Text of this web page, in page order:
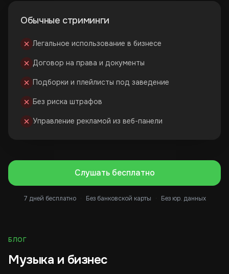
Обычные стриминги
Легальное использование в бизнесе
Договор на права и документы
Подборки и плейлисты под заведение
Без риска штрафов
Управление рекламой из веб-панели
Слушать бесплатно
7 дней бесплатно · Без банковской карты · Без юр. данных
БЛОГ
Музыка и бизнес